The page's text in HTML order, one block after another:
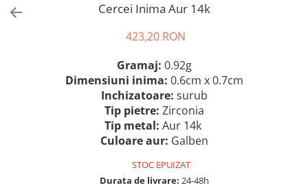
Cercei Inima Aur 14k
423,20 RON
Gramaj: 0.92g
Dimensiuni inima: 0.6cm x 0.7cm
Inchizatoare: surub
Tip pietre: Zirconia
Tip metal: Aur 14k
Culoare aur: Galben
STOC EPUIZAT
Durata de livrare: 24-48h